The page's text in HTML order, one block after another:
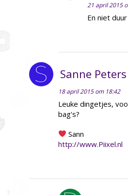
21 april 2015
En niet duur
Sanne Peters
18 april 2015 om 18:42
Leuke dingetjes,
bag's?
Sann
http://www.Piixel.nl